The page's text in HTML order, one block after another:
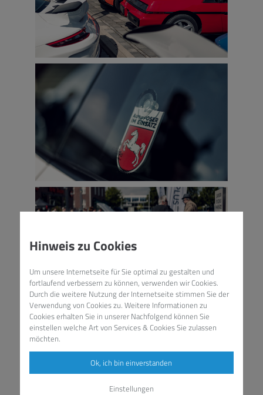
Hinweis zu Cookies
Um unsere Internetseite für Sie optimal zu gestalten und
fortlaufend verbessern zu können, verwenden wir Cookies.
Durch die weitere Nutzung der Internetseite stimmen Sie der
Verwendung von Cookies zu. Weitere Informationen zu
Cookies erhalten Sie in unserer Nachfolgend können Sie
einstellen welche Art von Services & Cookies Sie zulassen
möchten.
Ok, ich bin einverstanden
Einstellungen